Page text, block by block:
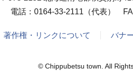
電話： 0164-33-2111 （代表）
著作権・リンクについて バナ
© Chippubetsu town. All